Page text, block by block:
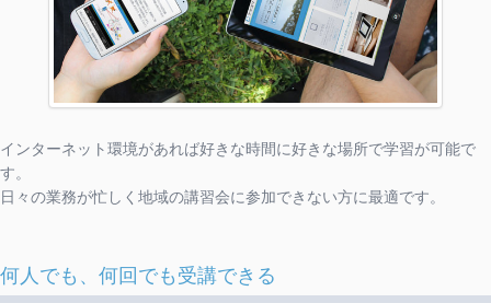
インターネット環境があれば好きな時間に好きな場所で学習が可能で
す。
日々の業務が忙しく地域の講習会に参加できない方に最適です。
何人でも、何回でも受講できる